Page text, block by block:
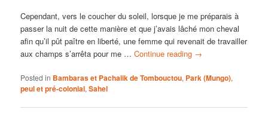
Cependant, vers le coucher du soleil, lorsque je me préparais à
passer la nuit de cette manière et que j’avais lâché mon cheval
afin qu’il pût paître en liberté, une femme qui revenait de travailler
aux champs s’arrêta pour me …Continue reading →
Posted in Bambaras et Pachalik de Tombouctou, Park (Mungo),
peul et pré-colonial,Sahel